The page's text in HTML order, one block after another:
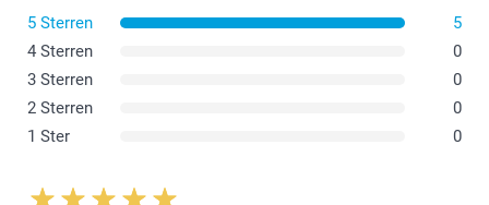
5 Sterren
5
4 Sterren
0
3 Sterren
0
2 Sterren
0
1 Ster
0